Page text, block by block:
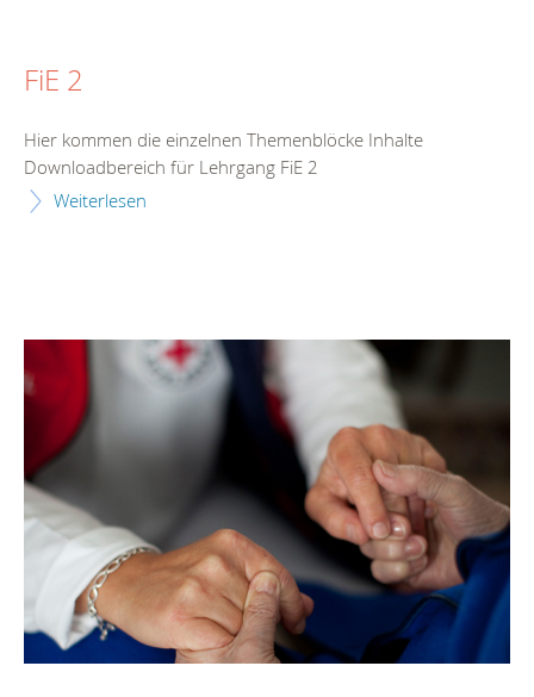
FiE 2
Hier kommen die einzelnen Themenblöcke Inhalte
Downloadbereich für Lehrgang FiE 2
Weiterlesen